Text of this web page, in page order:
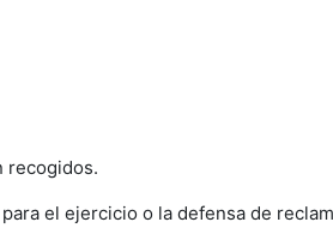
recogidos.
el ejercicio o la defensa de